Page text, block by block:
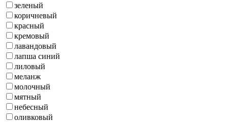
зеленый
коричневый
красный
кремовый
лавандовый
лапша синий
лиловый
меланж
молочный
мятный
небесный
оливковый